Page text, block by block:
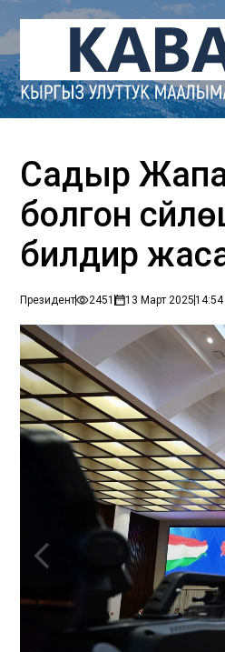
Садыр
болгон
билдирүү
Президент 2451 13 Март 202514:54